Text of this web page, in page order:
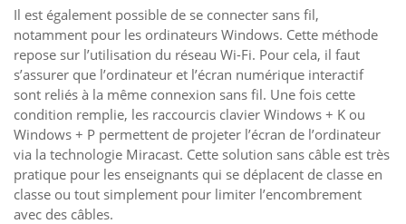
Il est également possible de se connecter sans fil,
notamment pour les ordinateurs Windows. Cette méthode
repose sur l’utilisation du réseau Wi-Fi. Pour cela, il faut
s’assurer que l’ordinateur et l’écran numérique interactif
sont reliés à la même connexion sans fil. Une fois cette
condition remplie, les raccourcis clavier Windows + K ou
Windows + P permettent de projeter l’écran de l’ordinateur
via la technologie Miracast. Cette solution sans câble est très
pratique pour les enseignants qui se déplacent de classe en
classe ou tout simplement pour limiter l’encombrement
avec des câbles.